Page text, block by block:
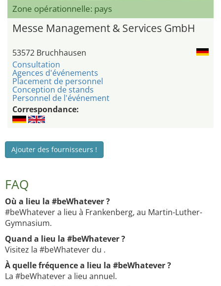
Zone opérationnelle: pays
Messe Management & Services GmbH
53572 Bruchhausen
Consultation
Agences d'événements
Placement de personnel
Conception de stands
Personnel de l'événement
Correspondance:
Ajouter des fournisseurs !
FAQ
Où a lieu la #beWhatever ?
#beWhatever a lieu à Frankenberg, au Martin-Luther-
Gymnasium.
Quand a lieu la #beWhatever ?
Visitez la #beWhatever du .
À quelle fréquence a lieu la #beWhatever ?
La #beWhatever a lieu annuel.